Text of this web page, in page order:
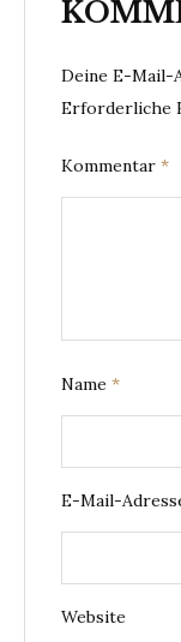
Deine E-Mail-
Erforderliche
Kommentar *
Name *
E-Mail-
Website